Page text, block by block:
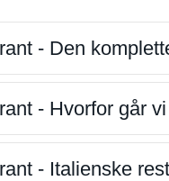
- Den
- Hvorfor går
- Italienske